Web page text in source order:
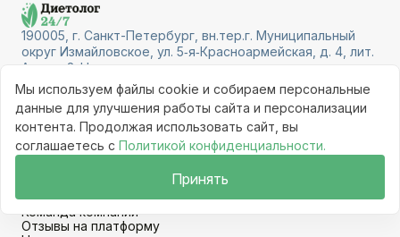
190005, г. Санкт-Петербург, вн.тер.г. Муниципальный
округ Измайловское, ул. 5‑я‑Красноармейская, д. 4, лит.
А, пом. 8-Н
Основные услуги
Консультация врача-нутрициолога
Консультация нутрициолога
Для пользователей
Услуги
Команда компании
Отзывы на платформу
Мы используем файлы cookie и собираем персональные
данные для улучшения работы сайта и персонализации
контента. Продолжая использовать сайт, вы
соглашаетесь с Политикой конфиденциальности.
Принять